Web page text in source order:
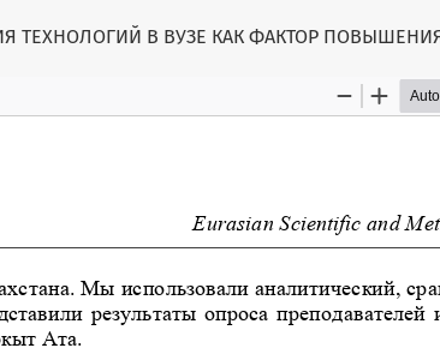
о статье
ТЕХНОЛОГИЙ В ВУЗЕ КАК ФАКТОР